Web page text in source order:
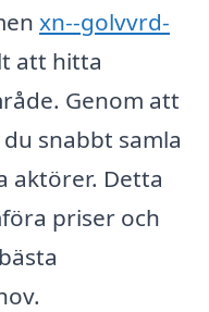
xn--golvvrd-
att hitta
Genom att
snabbt samla
aktörer. Detta
priser och